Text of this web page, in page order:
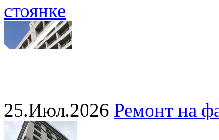
стоянке
25.Июл.2026 Ремонт на